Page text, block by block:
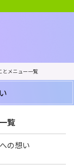
とメニュー一覧
覧
の想い